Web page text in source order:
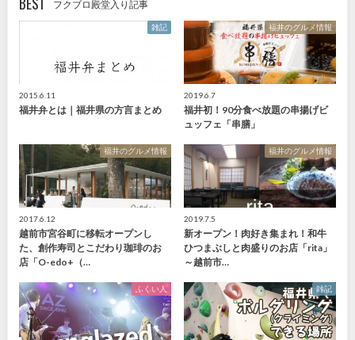
フクブロ殿堂入り記事
雑記
2015.6.11
福井弁とは｜福井県の方言まとめ
福井のグルメ情報
2019.6.7
福井初！90分食べ放題の串揚げビ
ュッフェ「串膳」
福井のグルメ情報
2017.6.12
越前市宮谷町に移転オープンし
た、創作寿司とこだわり珈琲のお
店「O-edo+（…
福井のグルメ情報
2019.7.5
新オープン！肉好き集まれ！和牛
ひつまぶしと肉盛りのお店「rita」
～越前市…
ふくい人 雑記